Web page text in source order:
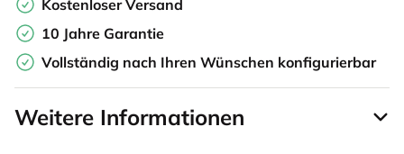
Kostenloser Versand
10 Jahre Garantie
Vollständig nach Ihren Wünschen konfigurierbar
Weitere Informationen